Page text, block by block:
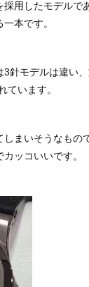
用したモデル
本です。
針モデルは違い
ています。
まいそうなも
ッコいいです。